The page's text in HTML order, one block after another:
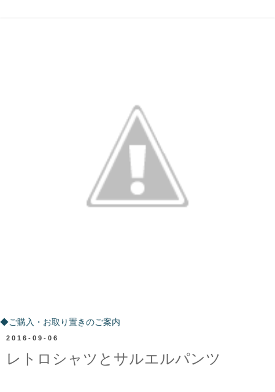
◆ご購入・お取り置きのご案内
2016-09-06
レトロシャツとサルエルパンツ